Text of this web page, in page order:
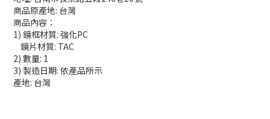
商品原產地: 台灣
商品內容：
1) 鏡框材質: 強化PC
鏡片材質: TAC
2) 數量: 1
3) 製造日期: 依產品所示
產地: 台灣